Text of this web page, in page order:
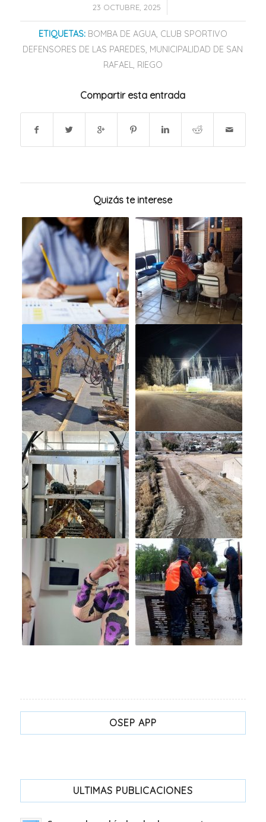
23 OCTUBRE, 2025
/
ETIQUETAS: BOMBA DE AGUA, CLUB SPORTIVO
DEFENSORES DE LAS PAREDES, MUNICIPALIDAD DE SAN
RAFAEL, RIEGO
Compartir esta entrada
Quizás te interese
OSEP APP
ULTIMAS PUBLICACIONES